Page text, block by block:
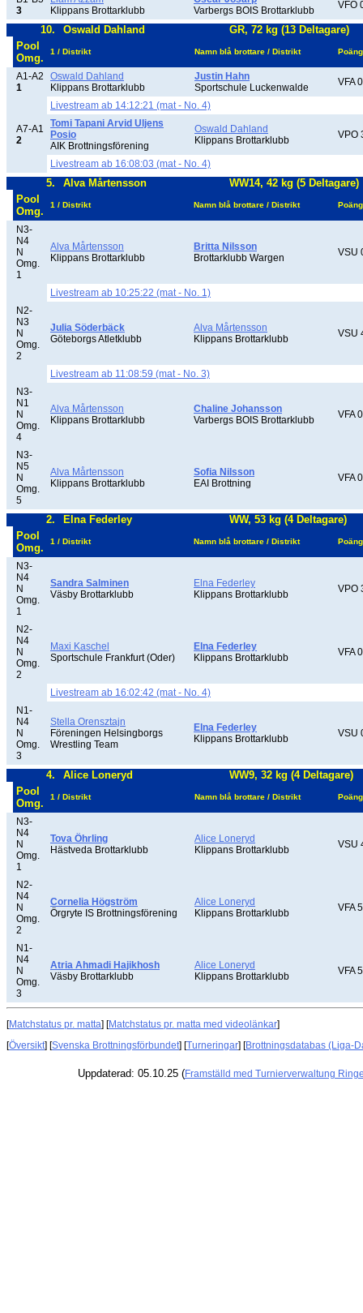
3
Klippans Brottarklubb
Varbergs BOIS Brottarklubb
VFO
10. Oswald Dahland
GR, 72 kg (13 Deltagare)
Pool
Omg.
1 / Distrikt Namn blå brottare / Distrikt Poäng
A1-A2
1
Oswald Dahland
Klippans Brottarklubb
Justin Hahn
Sportschule Luckenwalde
VFA
Livestream ab 14:12:21 (mat - No. 4)
A7-A1
2
Tomi Tapani Arvid Uljens
Posio
AIK Brottningsförening
Oswald Dahland
Klippans Brottarklubb
VPO
Livestream ab 16:08:03 (mat - No. 4)
5. Alva Mårtensson
WW14, 42 kg (5 Deltagare)
Pool
Omg.
1 / Distrikt Namn blå brottare / Distrikt Poäng
N3-
N4
N
Omg.
1
Alva Mårtensson
Klippans Brottarklubb
Britta Nilsson
Brottarklubb Wargen
VSU
Livestream ab 10:25:22 (mat - No. 1)
N2-
N3
N
Omg.
2
Julia Söderbäck
Göteborgs Atletklubb
Alva Mårtensson
Klippans Brottarklubb
VSU
Livestream ab 11:08:59 (mat - No. 3)
N3-
N1
N
Omg.
4
Alva Mårtensson
Klippans Brottarklubb
Chaline Johansson
Varbergs BOIS Brottarklubb
VFA
N3-
N5
N
Omg.
5
Alva Mårtensson
Klippans Brottarklubb
Sofia Nilsson
EAI Brottning
VFA
2. Elna Federley
WW, 53 kg (4 Deltagare)
Pool
Omg.
1 / Distrikt Namn blå brottare / Distrikt Poäng
N3-
N4
N
Omg.
1
Sandra Salminen
Väsby Brottarklubb
Elna Federley
Klippans Brottarklubb
VPO
N2-
N4
N
Omg.
2
Maxi Kaschel
Sportschule Frankfurt (Oder)
Elna Federley
Klippans Brottarklubb
VFA
Livestream ab 16:02:42 (mat - No. 4)
N1-
N4
N
Omg.
3
Stella Orensztajn
Föreningen Helsingborgs
Wrestling Team
Elna Federley
Klippans Brottarklubb
VSU
4. Alice Loneryd
WW9, 32 kg (4 Deltagare)
Pool
Omg.
1 / Distrikt Namn blå brottare / Distrikt Poäng
N3-
N4
N
Omg.
1
Tova Öhrling
Hästveda Brottarklubb
Alice Loneryd
Klippans Brottarklubb
VSU
N2-
N4
N
Omg.
2
Cornelia Högström
Örgryte IS Brottningsförening
Alice Loneryd
Klippans Brottarklubb
VFA
N1-
N4
N
Omg.
3
Atria Ahmadi Hajikhosh
Väsby Brottarklubb
Alice Loneryd
Klippans Brottarklubb
VFA
[Matchstatus pr. matta] [Matchstatus pr. matta med videolänkar]
[Översikt] [Svenska Brottningsförbundet] [Turneringar] [Brottningsdatabas (Liga-
Uppdaterad: 05.10.25 (Framställd med Turnierverwaltung